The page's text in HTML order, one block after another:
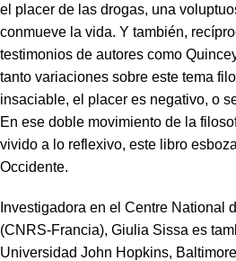
el placer de las drogas, una
conmueve la vida. Y también,
testimonios de autores como
tanto variaciones sobre este tema
insaciable, el placer es negativo, o
En ese doble movimiento de la
vivido a lo reflexivo, este libro
Occidente.
Investigadora en el Centre National
(CNRS-Francia), Giulia Sissa es
Universidad John Hopkins,